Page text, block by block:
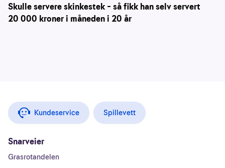
Skulle servere skinkestek – så fikk han selv servert
20 000 kroner i måneden i 20 år
Kundeservice Spillevett
Snarveier
Grasrotandelen